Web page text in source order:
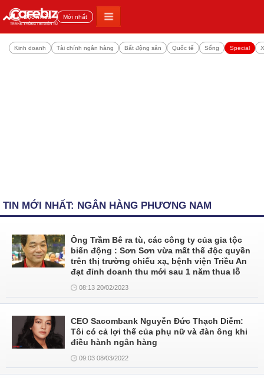
Đọc nhiều Mới nhất
Kinh doanh Tài chính ngân hàng Bất động sản Quốc tế Sống Special
TIN MỚI NHẤT: NGÂN HÀNG PHƯƠNG NAM
Ông Trầm Bê ra tù, các công ty của gia tộc
biến động : Sơn Sơn vừa mất thế độc quyền
trên thị trường chiếu xạ, bệnh viện Triều An
đạt đỉnh doanh thu mới sau 1 năm thua lỗ
08:13 20/02/2023
CEO Sacombank Nguyễn Đức Thạch Diễm:
Tôi có cả lợi thế của phụ nữ và đàn ông khi
điều hành ngân hàng
09:03 08/03/2022